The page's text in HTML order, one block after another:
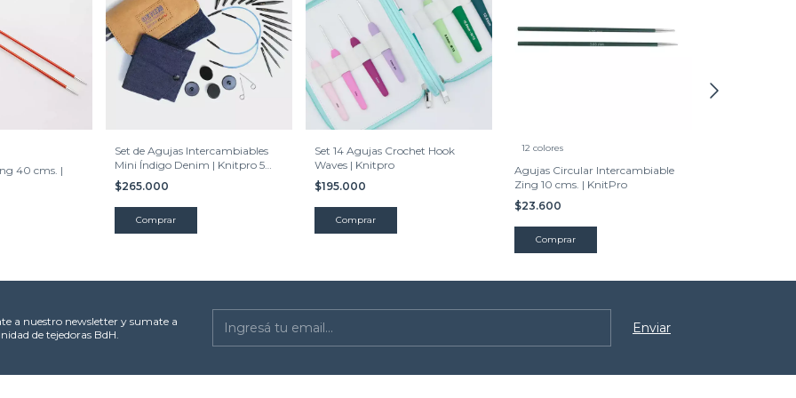
40 cms. |
Set de Agujas Intercambiables
Mini Índigo Denim | Knitpro 5
cms.
$265.000
Set 14 Agujas Crochet Hook
Waves | Knitpro
$195.000
12 colores
Agujas Circular Intercambiable
Zing 10 cms. | KnitPro
$23.600
Comprar
a nuestro newsletter y sumate a
de tejedoras BdH.